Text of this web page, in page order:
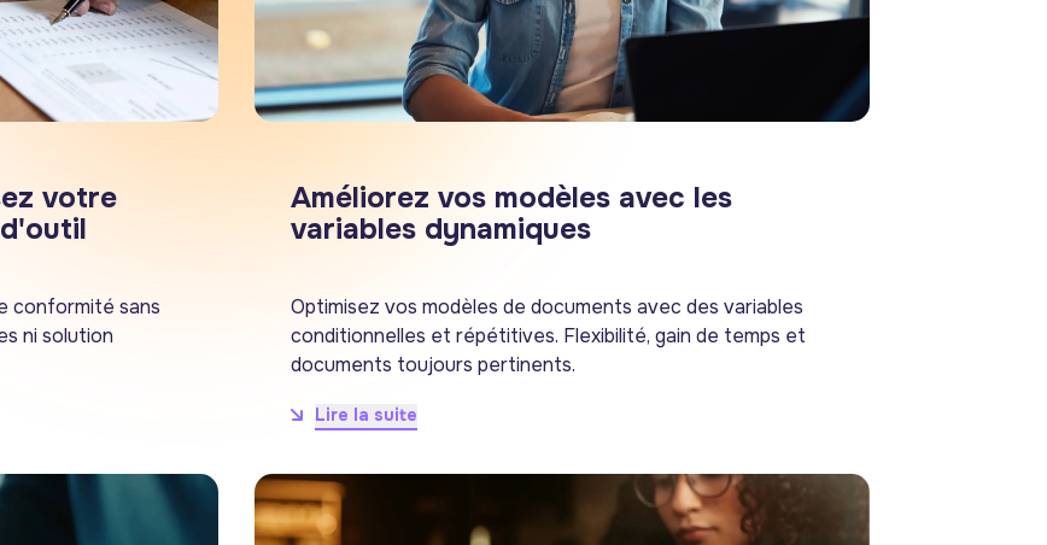
votre
conformité sans
ni solution
Améliorez vos modèles avec les
variables dynamiques
Optimisez vos modèles de documents avec des variables
conditionnelles et répétitives. Flexibilité, gain de temps et
documents toujours pertinents.
Lire la suite